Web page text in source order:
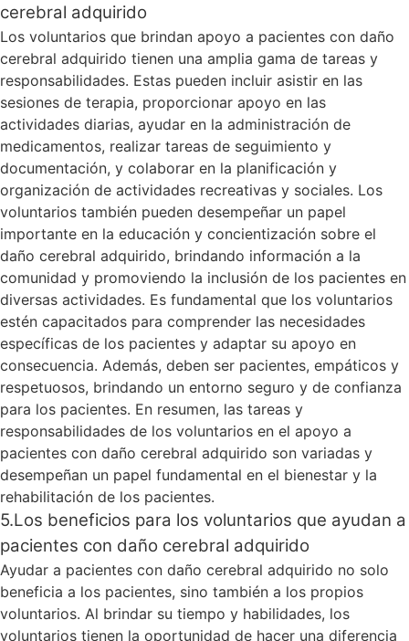
cerebral adquirido
Los voluntarios que brindan apoyo a pacientes con daño
cerebral adquirido tienen una amplia gama de tareas y
responsabilidades. Estas pueden incluir asistir en las
sesiones de terapia, proporcionar apoyo en las
actividades diarias, ayudar en la administración de
medicamentos, realizar tareas de seguimiento y
documentación, y colaborar en la planificación y
organización de actividades recreativas y sociales. Los
voluntarios también pueden desempeñar un papel
importante en la educación y concientización sobre el
daño cerebral adquirido, brindando información a la
comunidad y promoviendo la inclusión de los pacientes en
diversas actividades. Es fundamental que los voluntarios
estén capacitados para comprender las necesidades
específicas de los pacientes y adaptar su apoyo en
consecuencia. Además, deben ser pacientes, empáticos y
respetuosos, brindando un entorno seguro y de confianza
para los pacientes. En resumen, las tareas y
responsabilidades de los voluntarios en el apoyo a
pacientes con daño cerebral adquirido son variadas y
desempeñan un papel fundamental en el bienestar y la
rehabilitación de los pacientes.
5.Los beneficios para los voluntarios que ayudan a
pacientes con daño cerebral adquirido
Ayudar a pacientes con daño cerebral adquirido no solo
beneficia a los pacientes, sino también a los propios
voluntarios. Al brindar su tiempo y habilidades, los
voluntarios tienen la oportunidad de hacer una diferencia